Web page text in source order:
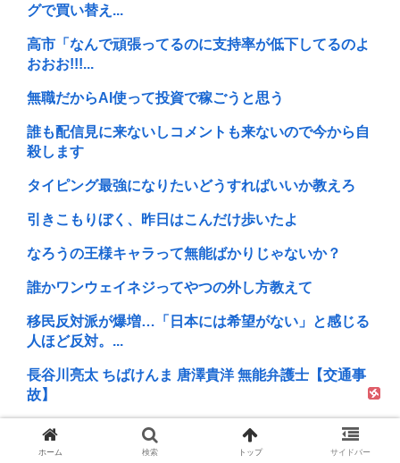
グで買い替え...
高市「なんで頑張ってるのに支持率が低下してるのよ
おおお!!!...
無職だからAI使って投資で稼ごうと思う
誰も配信見に来ないしコメントも来ないので今から自
殺します
タイピング最強になりたいどうすればいいか教えろ
引きこもりぼく、昨日はこんだけ歩いたよ
なろうの王様キャラって無能ばかりじゃないか？
誰かワンウェイネジってやつの外し方教えて
移民反対派が爆増…「日本には希望がない」と感じる
人ほど反対。...
長谷川亮太 ちばけんま 唐澤貴洋 無能弁護士【交通事
故】
ホーム 検索 トップ サイドバー